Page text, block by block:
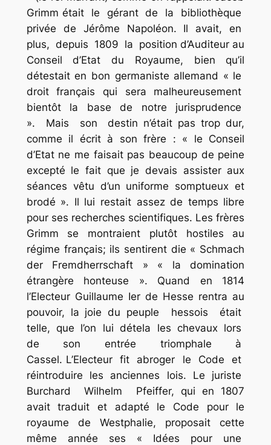
Grimm était le gérant de la bibliothèque
privée de Jérôme Napoléon. Il avait, en
plus, depuis 1809 la position d’Auditeur au
Conseil d’Etat du Royaume, bien qu’il
détestait en bon germaniste allemand « le
droit français qui sera malheureusement
bientôt la base de notre jurisprudence
». Mais son destin n’était pas trop dur,
comme il écrit à son frère : « le Conseil
d’Etat ne me faisait pas beaucoup de peine
excepté le fait que je devais assister aux
séances vêtu d’un uniforme somptueux et
brodé ». Il lui restait assez de temps libre
pour ses recherches scientifiques. Les frères
Grimm se montraient plutôt hostiles au
régime français; ils sentirent die « Schmach
der Fremdherrschaft » « la domination
étrangère honteuse ». Quand en 1814
l’Electeur Guillaume Ier de Hesse rentra au
pouvoir, la joie du peuple hessois était
telle, que l’on lui détela les chevaux lors
de son entrée triomphale à
Cassel. L’Electeur fit abroger le Code et
réintroduire les anciennes lois. Le juriste
Burchard Wilhelm Pfeiffer, qui en 1807
avait traduit et adapté le Code pour le
royaume de Westphalie, proposait cette
même année ses « Idées pour une